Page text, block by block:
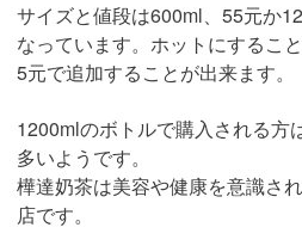
サイズと値段は600ml、55元か
なっています。ホットにするこ
5元で追加することが出来ます。
1200mlのボトルで購入される方
多いようです。
樺達奶茶は美容や健康を意識さ
店です。